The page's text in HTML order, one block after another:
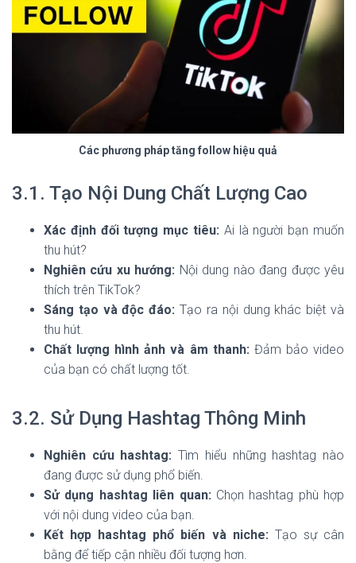
Các phương pháp tăng follow hiệu quả
3.1. Tạo Nội Dung Chất Lượng Cao
Xác định đối tượng mục tiêu: Ai là người bạn muốn
thu hút?
Nghiên cứu xu hướng: Nội dung nào đang được yêu
thích trên TikTok?
Sáng tạo và độc đáo: Tạo ra nội dung khác biệt và
thu hút.
Chất lượng hình ảnh và âm thanh: Đảm bảo video
của bạn có chất lượng tốt.
3.2. Sử Dụng Hashtag Thông Minh
Nghiên cứu hashtag: Tìm hiểu những hashtag nào
đang được sử dụng phổ biến.
Sử dụng hashtag liên quan: Chọn hashtag phù hợp
với nội dung video của bạn.
Kết hợp hashtag phổ biến và niche: Tạo sự cân
bằng để tiếp cận nhiều đối tượng hơn.